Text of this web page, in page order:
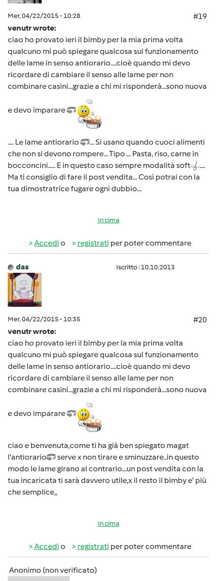
Mer, 04/22/2015 - 10:28
#19
venutr wrote:
ciao ho provato ieri il bimby per la mia prima volta
qualcuno mi può spiegare qualcosa sul funzionamento
delle lame in senso antiorario....cioè quando mi devo
ricordare di cambiare il senso alle lame per non
combinare casini...grazie a chi mi risponderà...sono nuova
e devo imparare
.... Le lame antiorario
... Si usano quando cuoci alimenti
che non si devono rompere... Tipo ... Pasta, riso, carne in
bocconcini..... E in questo caso sempre modalità soft
....
Ma ti consiglio di fare il post vendita... Così potrai con la
tua dimostratrice fugare ogni dubbio...
In cima
Accedi o registrati per poter commentare
das Iscritto : 10.10.2013
Mer, 04/22/2015 - 10:35
#20
venutr wrote:
ciao ho provato ieri il bimby per la mia prima volta
qualcuno mi può spiegare qualcosa sul funzionamento
delle lame in senso antiorario....cioè quando mi devo
ricordare di cambiare il senso alle lame per non
combinare casini...grazie a chi mi risponderà...sono nuova
e devo imparare
ciao e benvenuta,come ti ha già ben spiegato magat
l'antiorario
serve x non tirare e sminuzzare..in questo
modo le lame girano al contrario...un post vendita con la
tua incaricata ti sarà davvero utile,x il resto il bimby e' più
che semplice,,
In cima
Accedi o registrati per poter commentare
Anonimo (non verificato)